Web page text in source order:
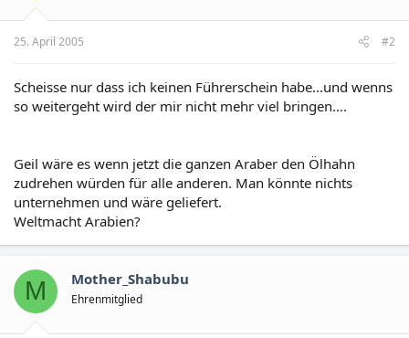
25. April 2005 #2
Scheisse nur dass ich keinen Führerschein habe...und wenns
so weitergeht wird der mir nicht mehr viel bringen....
Geil wäre es wenn jetzt die ganzen Araber den Ölhahn
zudrehen würden für alle anderen. Man könnte nichts
unternehmen und wäre geliefert.
Weltmacht Arabien?
M Mother_Shabubu
Ehrenmitglied